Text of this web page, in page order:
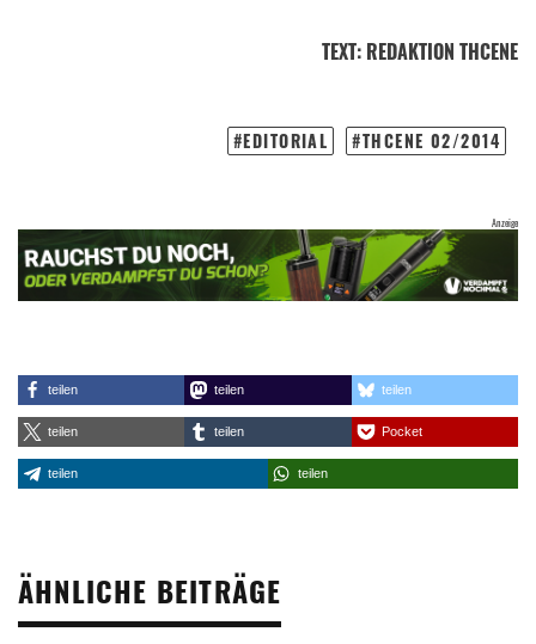
TEXT: REDAKTION THCENE
EDITORIAL THCENE 02/2014
teilen teilen teilen
teilen teilen Pocket
teilen teilen
ÄHNLICHE BEITRÄGE